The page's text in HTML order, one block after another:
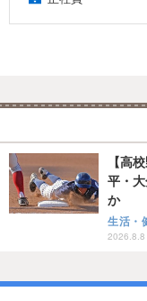
【高
平・
か
生活・